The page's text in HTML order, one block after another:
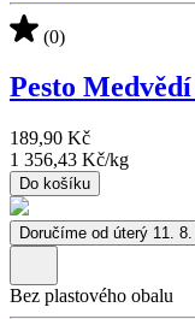
(0)
Pesto
189,90 Kč
1 356,43 Kč/kg
Do košíku
Doručíme od úterý 11. 8.
Bez plastového obalu